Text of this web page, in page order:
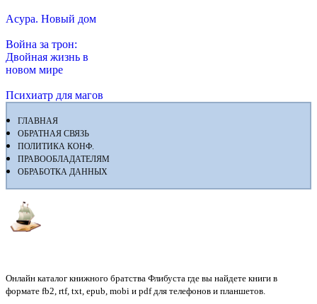
Асура. Новый дом
Война за трон:
Двойная жизнь в
новом мире
Психиатр для магов
ГЛАВНАЯ
ОБРАТНАЯ СВЯЗЬ
ПОЛИТИКА КОНФ.
ПРАВООБЛАДАТЕЛЯМ
ОБРАБОТКА ДАННЫХ
Онлайн каталог книжного братства Флибуста где вы найдете книги в
формате fb2, rtf, txt, epub, mobi и pdf для телефонов и планшетов.